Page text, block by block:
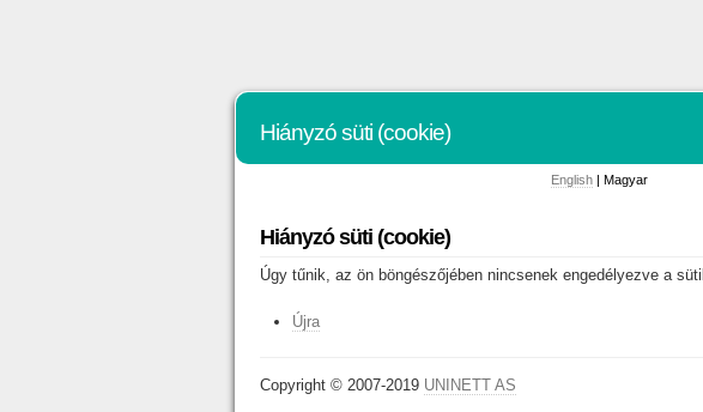
Hiányzó süti (cookie)
English| Magyar
Hiányzó süti (cookie)
Úgy tűnik, az ön böngészőjében nincsenek engedélyezve a
Újra
Copyright © 2007-2019 UNINETT AS